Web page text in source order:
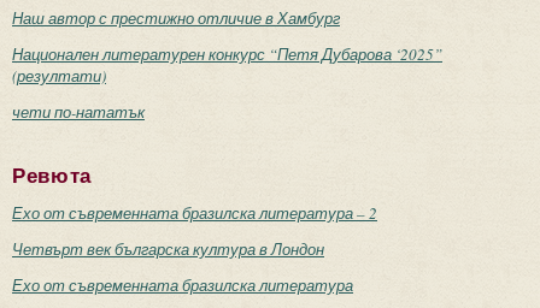
Наш автор с престижно отличие в Хамбург
Национален литературен конкурс “Петя Дубарова ‘2025”
(резултати)
чети по-нататък
Ревюта
Ехо от съвременната бразилска литература – 2
Четвърт век българска култура в Лондон
Ехо от съвременната бразилска литература